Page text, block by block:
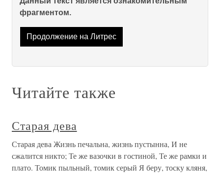
фрагментом.
Продолжение на Литрес
Читайте также
Старая дева
Старая дева Жизнь печальна, жизнь пустынна, И не
сжалится никто; Те же вазочки в гостиной, Те же рамки и
плато. Томик пыльный, томик серый Я беру, тоску кляня,